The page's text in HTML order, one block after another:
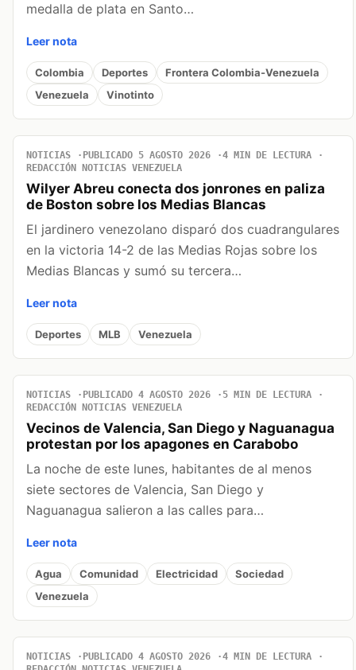
medalla de plata en Santo…
Leer nota
Colombia Deportes
Frontera Colombia-Venezuela
Venezuela
Vinotinto
NOTICIAS PUBLICADO 5 AGOSTO 2026
4 MIN DE LECTURA
REDACCIÓN NOTICIAS VENEZUELA
Wilyer Abreu conecta dos jonrones en paliza
de Boston sobre los Medias Blancas
El jardinero venezolano disparó dos cuadrangulares
en la victoria 14-2 de las Medias Rojas sobre los
Medias Blancas y sumó su tercera…
Leer nota
Deportes MLB Venezuela
NOTICIAS PUBLICADO 4 AGOSTO 2026
5 MIN DE LECTURA
REDACCIÓN NOTICIAS VENEZUELA
Vecinos de Valencia, San Diego y Naguanagua
protestan por los apagones en Carabobo
La noche de este lunes, habitantes de al menos
siete sectores de Valencia, San Diego y
Naguanagua salieron a las calles para…
Leer nota
Agua Comunidad Electricidad
Sociedad
Venezuela
NOTICIAS PUBLICADO 4 AGOSTO 2026
4 MIN DE LECTURA